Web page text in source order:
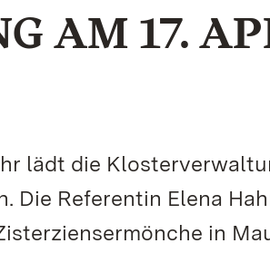
AM 17.
lädt die
Die Referentin Elena
in